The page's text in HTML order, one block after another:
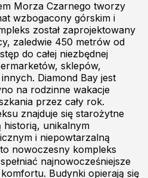
Morza Czarnego tworzy
wzbogacony górskim i
został zaprojektowany
zaledwie 450 metrów od
do całej niezbędnej
sklepów,
Diamond Bay jest
na rodzinne wakacje
przez cały rok.
znajduje się starożytne
historią, unikalnym
i niepowtarzalną
nowoczesny kompleks
najnowocześniejsze
Budynki opierają się